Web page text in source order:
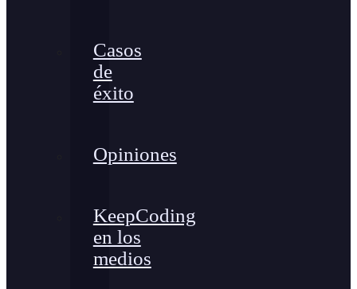
Casos
de
éxito
Opiniones
KeepCoding
en los
medios